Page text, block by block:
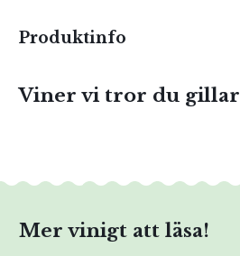
Produktinfo
Viner vi tror du gillar
Mer vinigt att läsa!